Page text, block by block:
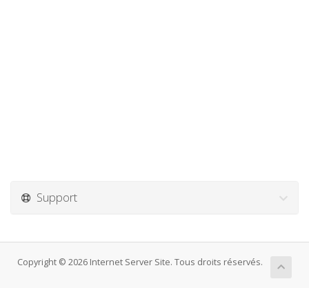
Support
Copyright © 2026 Internet Server Site. Tous droits réservés.